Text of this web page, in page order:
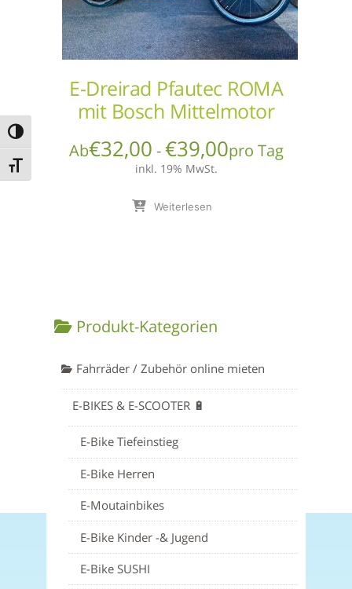
Umschalten auf hohe Kontraste
Schrift vergrößern
E-Dreirad Pfautec ROMA
mit Bosch Mittelmotor
Ab€32,00 -€39,00pro Tag
inkl. 19% MwSt.
Weiterlesen
Produkt-Kategorien
Fahrräder / Zubehör online mieten
E-BIKES & E-SCOOTER 🔋
E-Bike Tiefeinstieg
E-Bike Herren
E-Moutainbikes
E-Bike Kinder -& Jugend
E-Bike SUSHI